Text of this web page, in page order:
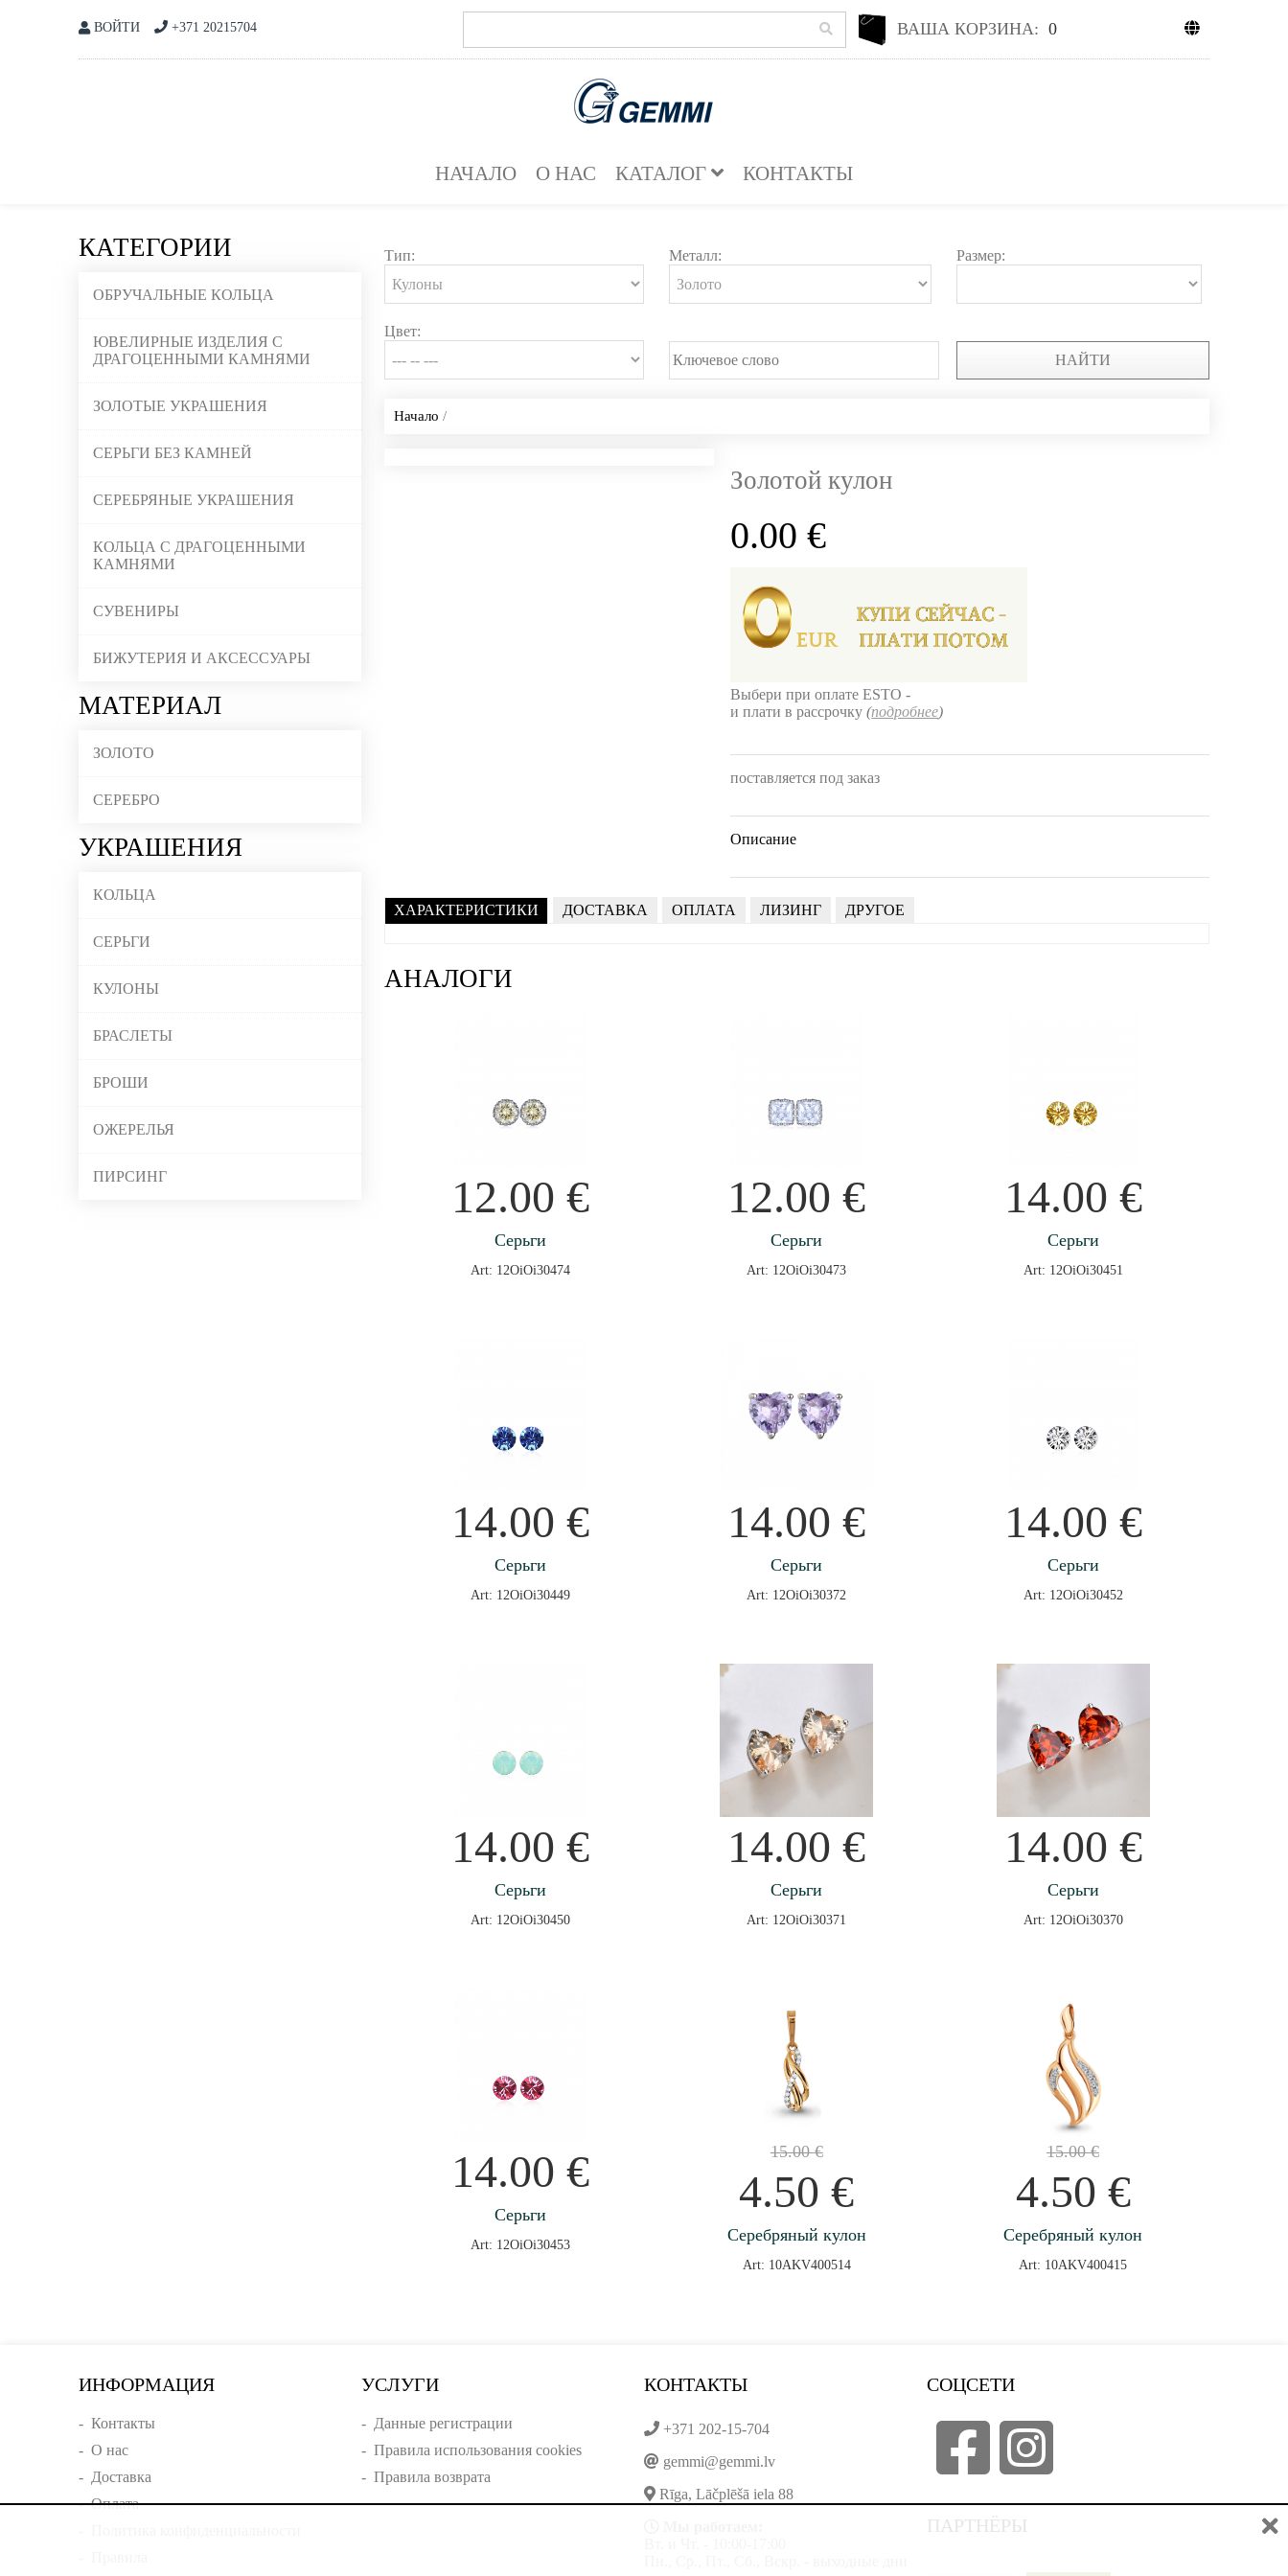
ВОЙТИ +371 20215704 ВАША КОРЗИНА: 0
НАЧАЛО О НАС КАТАЛОГ КОНТАКТЫ
КАТЕГОРИИ
ОБРУЧАЛЬНЫЕ КОЛЬЦА
ЮВЕЛИРНЫЕ ИЗДЕЛИЯ С
ДРАГОЦЕННЫМИ КАМНЯМИ
ЗОЛОТЫЕ УКРАШЕНИЯ
СЕРЬГИ БЕЗ КАМНЕЙ
СЕРЕБРЯНЫЕ УКРАШЕНИЯ
КОЛЬЦА С ДРАГОЦЕННЫМИ
КАМНЯМИ
СУВЕНИРЫ
БИЖУТЕРИЯ И АКСЕССУАРЫ
МАТЕРИАЛ
ЗОЛОТО
СЕРЕБРО
УКРАШЕНИЯ
КОЛЬЦА
СЕРЬГИ
КУЛОНЫ
БРАСЛЕТЫ
БРОШИ
ОЖЕРЕЛЬЯ
ПИРСИНГ
Тип: Металл: Размер:
Цвет:
НАЙТИ
Начало /
Золотой кулон
0.00€
Выбери при оплате ESTO -
и плати в рассрочку(подробнее)
поставляется под заказ
Описание
ХАРАКТЕРИСТИКИ ДОСТАВКА ОПЛАТА ЛИЗИНГ ДРУГОЕ
АНАЛОГИ
12.00€
Серьги
Art: 12OiOi30474
12.00€
Серьги
Art: 12OiOi30473
14.00 €
Серьги
Art: 12OiOi30451
14.00€
Серьги
Art: 12OiOi30449
14.00€
Серьги
Art: 12OiOi30372
14.00 €
Серьги
Art: 12OiOi30452
14.00€
Серьги
Art: 12OiOi30450
14.00€
Серьги
Art: 12OiOi30371
14.00 €
Серьги
Art: 12OiOi30370
14.00€
Серьги
Art: 12OiOi30453
15.00€
4.50€
Серебряный кулон
Art: 10AKV400514
15.00€
4.50 €
Серебряный кулон
Art: 10AKV400415
ИНФОРМАЦИЯ
- Контакты
- О нас
- Доставка
-Оплата
УСЛУГИ
- Данные регистрации
- Правила использования cookies
- Правила возврата
КОНТАКТЫ
+371 202-15-704
gemmi@gemmi.lv
Rīga, Lāčplēšā iela 88
СОЦСЕТИ
ПАРТНЁРЫ